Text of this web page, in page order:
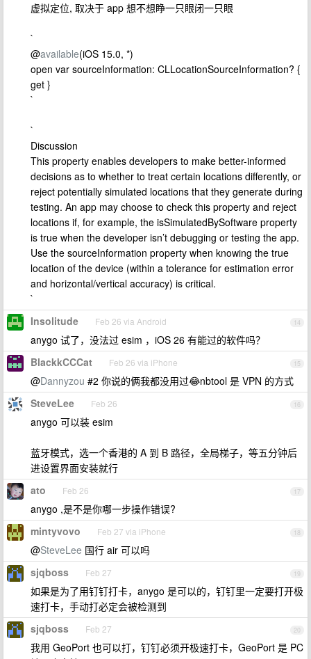
虚拟定位, 取决于 app 想不想睁一只眼闭一只眼
`
@available(iOS 15.0, *)
open var sourceInformation: CLLocationSourceInformation? {
get }
`
`
Discussion
This property enables developers to make better-informed
decisions as to whether to treat certain locations differently, or
reject potentially simulated locations that they generate during
testing. An app may choose to check this property and reject
locations if, for example, the isSimulatedBySoftware property
is true when the developer isn’t debugging or testing the app.
Use the sourceInformation property when knowing the true
location of the device (within a tolerance for estimation error
and horizontal/vertical accuracy) is critical.
`
14
Insolitude Feb 26 via Android
anygo 试了，没法过 esim ，iOS 26 有能过的软件吗？
15
BlackkCCCat Feb 26 via iPhone
@Dannyzou #2 你说的俩我都没用过😂nbtool 是 VPN 的方式
16
SteveLee Feb 26
anygo 可以装 esim
蓝牙模式，选一个香港的 A 到 B 路径，全局梯子，等五分钟后
进设置界面安装就行
17
ato Feb 26
anygo ,是不是你哪一步操作错误?
18
mintyvovo Feb 27 via iPhone
@SteveLee 国行 air 可以吗
19
sjqboss Feb 27
如果是为了用钉钉打卡，anygo 是可以的，钉钉里一定要打开极
速打卡，手动打必定会被检测到
20
sjqboss Feb 27
我用 GeoPort 也可以打，钉钉必须开极速打卡，GeoPort 是 PC